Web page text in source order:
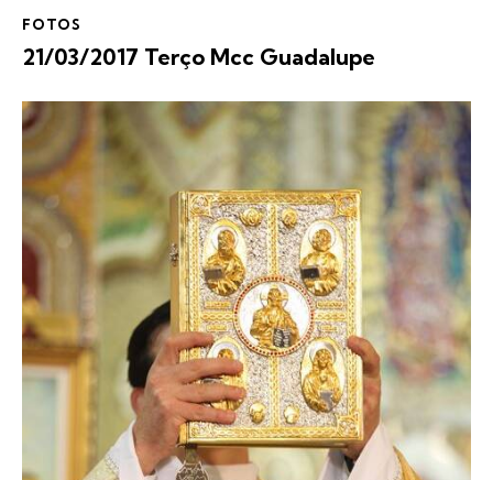
FOTOS
21/03/2017 Terço Mcc Guadalupe